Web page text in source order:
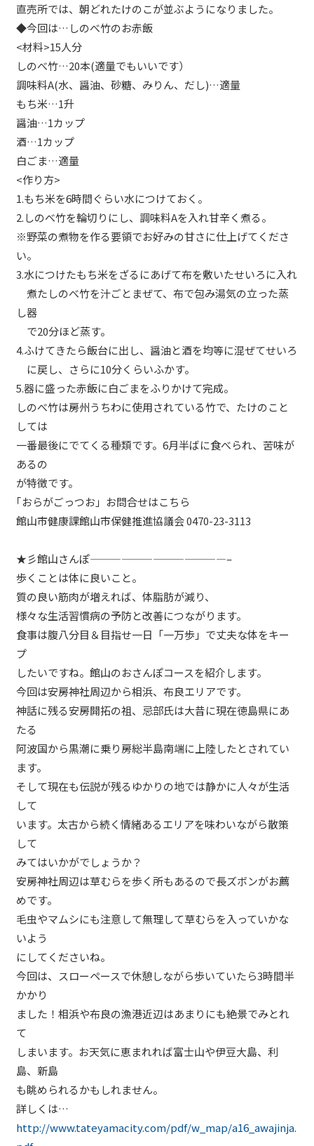
直売所では、朝どれたけのこが並ぶようになりました。
◆今回は…しのべ竹のお赤飯
<材料>15人分
しのべ竹…20本(適量でもいいです）
調味料A(水、醤油、砂糖、みりん、だし)…適量
もち米…1升
醤油…1カップ
酒…1カップ
白ごま…適量
<作り方>
1.もち米を6時間ぐらい水につけておく。
2.しのべ竹を輪切りにし、調味料Aを入れ甘辛く煮る。
※野菜の煮物を作る要領でお好みの甘さに仕上げてくださ
い。
3.水につけたもち米をざるにあげて布を敷いたせいろに入れ
煮たしのべ竹を汁ごとまぜて、布で包み湯気の立った蒸
し器
で20分ほど蒸す。
4.ふけてきたら飯台に出し、醤油と酒を均等に混ぜてせいろ
に戻し、さらに10分くらいふかす。
5.器に盛った赤飯に白ごまをふりかけて完成。
しのべ竹は房州うちわに使用されている竹で、たけのこと
しては
一番最後にでてくる種類です。6月半ばに食べられ、苦味が
あるの
が特徴です。
｢おらがごっつお」お問合せはこちら
館山市健康課館山市保健推進協議会 0470-23-3113
★彡館山さんぽ—————————————–
歩くことは体に良いこと。
質の良い筋肉が増えれば、体脂肪が減り、
様々な生活習慣病の予防と改善につながります。
食事は腹八分目＆目指せ一日「一万歩」で丈夫な体をキー
プ
したいですね。館山のおさんぽコースを紹介します。
今回は安房神社周辺から相浜、布良エリアです。
神話に残る安房開拓の祖、忌部氏は大昔に現在徳島県にあ
たる
阿波国から黒潮に乗り房総半島南端に上陸したとされてい
ます。
そして現在も伝説が残るゆかりの地では静かに人々が生活
して
います。太古から続く情緒あるエリアを味わいながら散策
して
みてはいかがでしょうか？
安房神社周辺は草むらを歩く所もあるので長ズボンがお薦
めです。
毛虫やマムシにも注意して無理して草むらを入っていかな
いよう
にしてくださいね。
今回は、スローペースで休憩しながら歩いていたら3時間半
かかり
ました！相浜や布良の漁港近辺はあまりにも絶景でみとれ
て
しまいます。お天気に恵まれれば富士山や伊豆大島、利
島、新島
も眺められるかもしれません。
詳しくは…
http://www.tateyamacity.com/pdf/w_map/a16_awajinja.